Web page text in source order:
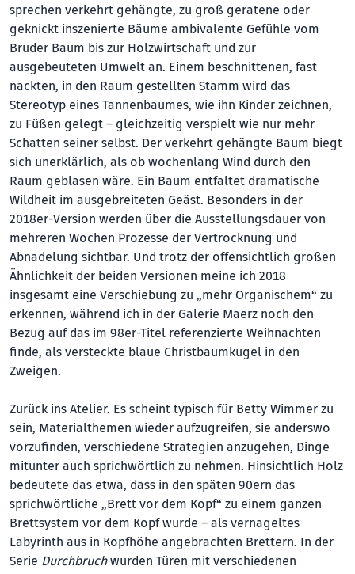
sprechen verkehrt gehängte, zu groß geratene oder
geknickt inszenierte Bäume ambivalente Gefühle vom
Bruder Baum bis zur Holzwirtschaft und zur
ausgebeuteten Umwelt an. Einem beschnittenen, fast
nackten, in den Raum gestellten Stamm wird das
Stereotyp eines Tannenbaumes, wie ihn Kinder zeichnen,
zu Füßen gelegt – gleichzeitig verspielt wie nur mehr
Schatten seiner selbst. Der verkehrt gehängte Baum biegt
sich unerklärlich, als ob wochenlang Wind durch den
Raum geblasen wäre. Ein Baum entfaltet dramatische
Wildheit im ausgebreiteten Geäst. Besonders in der
2018er-Version werden über die Ausstellungsdauer von
mehreren Wochen Prozesse der Vertrocknung und
Abnadelung sichtbar. Und trotz der offensichtlich großen
Ähnlichkeit der beiden Versionen meine ich 2018
insgesamt eine Verschiebung zu „mehr Organischem“ zu
erkennen, während ich in der Galerie Maerz noch den
Bezug auf das im 98er-Titel referenzierte Weihnachten
finde, als versteckte blaue Christbaumkugel in den
Zweigen.
Zurück ins Atelier. Es scheint typisch für Betty Wimmer zu
sein, Materialthemen wieder aufzugreifen, sie anderswo
vorzufinden, verschiedene Strategien anzugehen, Dinge
mitunter auch sprichwörtlich zu nehmen. Hinsichtlich Holz
bedeutete das etwa, dass in den späten 90ern das
sprichwörtliche „Brett vor dem Kopf“ zu einem ganzen
Brettsystem vor dem Kopf wurde – als vernageltes
Labyrinth aus in Kopfhöhe angebrachten Brettern. In der
Serie Durchbruchwurden Türen mit verschiedenen